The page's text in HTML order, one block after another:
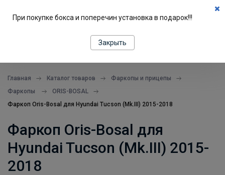
Главная Каталог товаров
Фаркопы и прицепы
Фаркопы
ORIS-BOSAL
Фаркоп Oris-Bosal для Hyundai Tucson (Mk.III) 2015-2018
Фаркоп Oris-Bosal для
Hyundai Tucson (Mk.III) 2015-
2018
При покупке бокса и поперечин установка в подарок!!!
Закрыть